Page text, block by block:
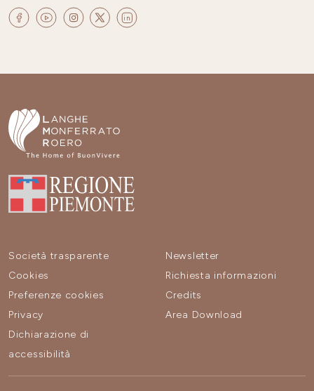
Società trasparente
Cookies
Preferenze cookies
Privacy
Dichiarazione di
accessibilità
Newsletter
Richiesta informazioni
Credits
Area Download